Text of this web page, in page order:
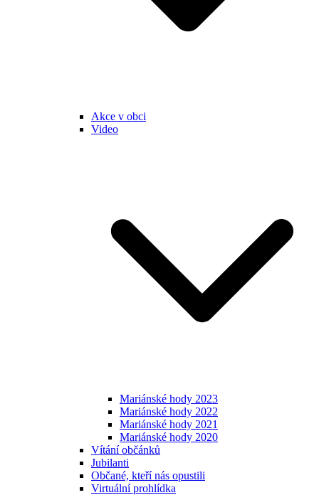
Akce v obci
Video
Mariánské hody 2023
Mariánské hody 2022
Mariánské hody 2021
Mariánské hody 2020
Vítání občánků
Jubilanti
Občané, kteří nás opustili
Virtuální prohlídka